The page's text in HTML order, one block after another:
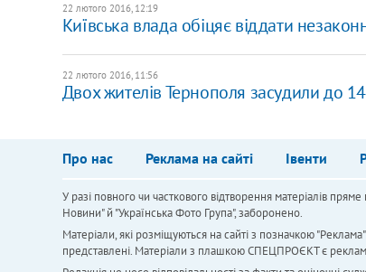
22 лютого 2016, 12:19
Київська влада обіцяє віддати
22 лютого 2016, 11:56
Двох жителів Тернополя засудили до
Про нас Реклама на сайті Івенти
У разі повного чи часткового відтворення матеріалів
Новини" й "Українська Фото Група", заборонено.
Матеріали, які розміщуються на сайті з позначкою
представлені. Матеріали з плашкою СПЕЦПРОЄКТ є